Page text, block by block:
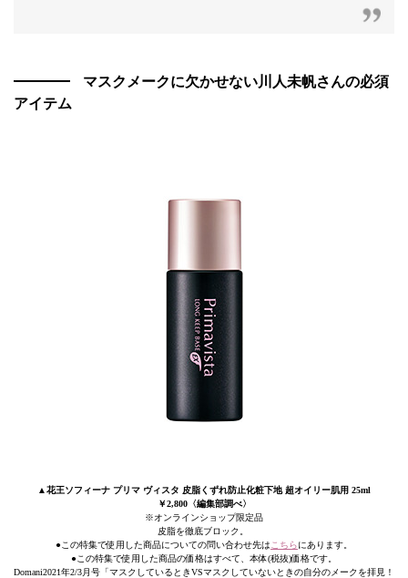
マスクメークに欠かせない川人未帆さんの必須
アイテム
▲花王ソフィーナ プリマ ヴィスタ 皮脂くずれ防止化粧下地 超オイリー肌用 25ml
￥2,800〈編集部調べ〉
※オンラインショップ限定品
皮脂を徹底ブロック。
●この特集で使用した商品についての問い合わせ先は こちらにあります。
●この特集で使用した商品の価格はすべて、本体(税抜)価格です。
Domani2021年2/3月号「マスクしているときVSマスクしていないときの自分のメークを拝見！